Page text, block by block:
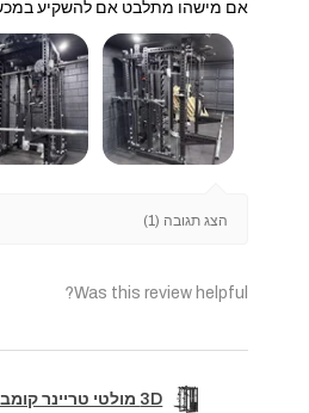
אם מישהו מתלבט אם להשקיע
הצג תגובה (1)
Was this review helpful?
3D מולטי טריינר קומבו מקצועי+6 נקודות פולי+סמיט מש...